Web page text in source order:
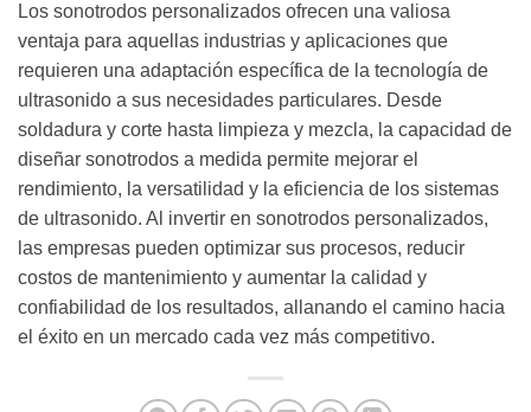
Los sonotrodos personalizados ofrecen una valiosa
ventaja para aquellas industrias y aplicaciones que
requieren una adaptación específica de la tecnología de
ultrasonido a sus necesidades particulares. Desde
soldadura y corte hasta limpieza y mezcla, la capacidad de
diseñar sonotrodos a medida permite mejorar el
rendimiento, la versatilidad y la eficiencia de los sistemas
de ultrasonido. Al invertir en sonotrodos personalizados,
las empresas pueden optimizar sus procesos, reducir
costos de mantenimiento y aumentar la calidad y
confiabilidad de los resultados, allanando el camino hacia
el éxito en un mercado cada vez más competitivo.